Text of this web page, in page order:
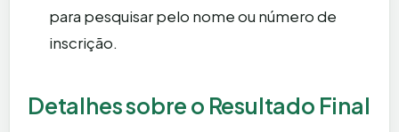
para pesquisar pelo nome ou número de
inscrição.
Detalhes sobre o Resultado Final